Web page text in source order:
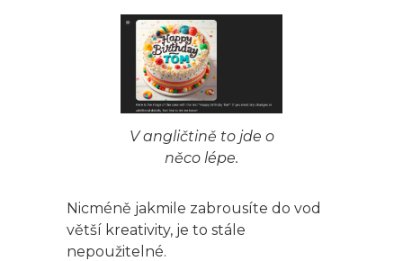
V angličtině to jde o
něco lépe.
Nicméně jakmile zabrousíte do vod
větší kreativity, je to stále
nepoužitelné.